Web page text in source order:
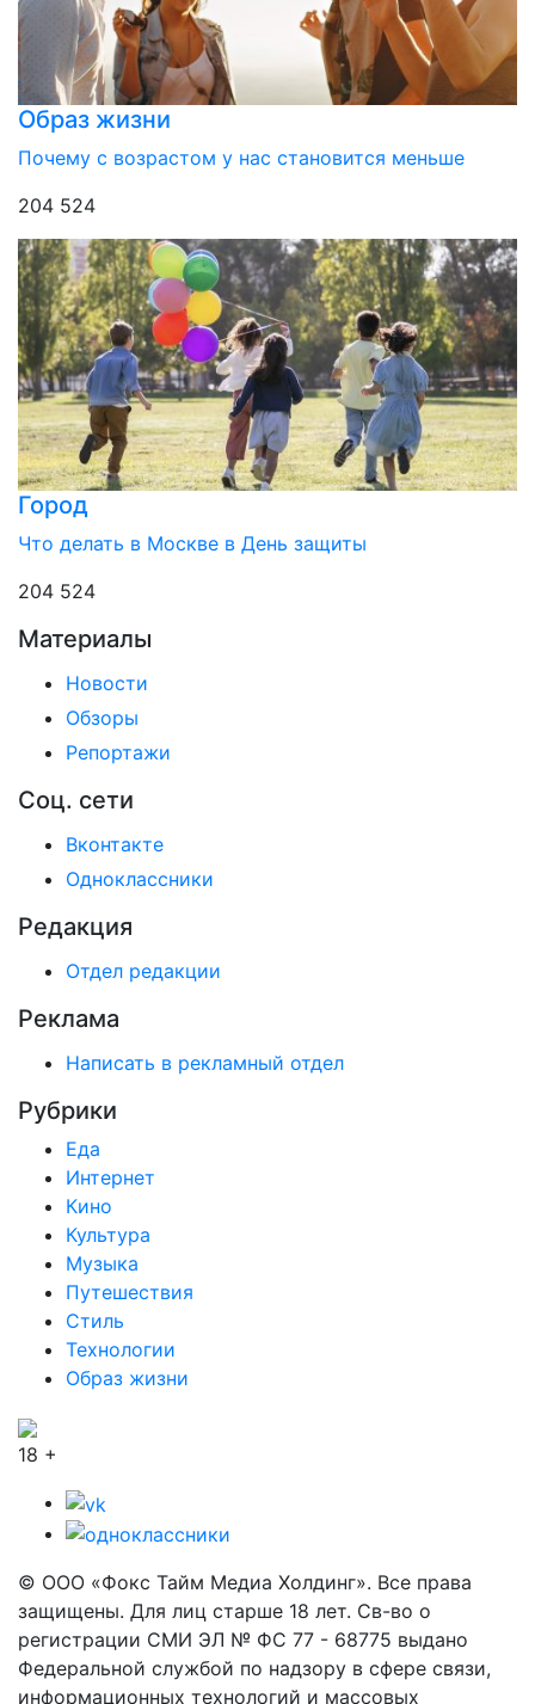
Образ жизни
Почему с возрастом у нас становится меньше
204 524
Город
Что делать в Москве в День защиты
204 524
Материалы
Новости
Обзоры
Репортажи
Соц. сети
Вконтакте
Одноклассники
Редакция
Отдел редакции
Реклама
Написать в рекламный отдел
Рубрики
Еда
Интернет
Кино
Культура
Музыка
Путешествия
Стиль
Технологии
Образ жизни
18 +
© ООО «Фокс Тайм Медиа Холдинг». Все права
защищены. Для лиц старше 18 лет. Св-во о
регистрации СМИ ЭЛ № ФС 77 - 68775 выдано
Федеральной службой по надзору в сфере связи,
информационных технологий и массовых